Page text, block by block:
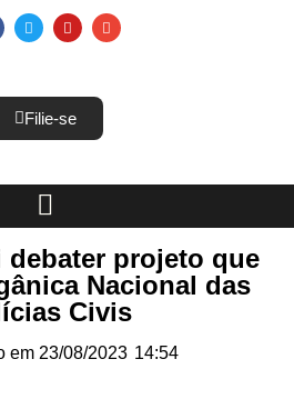
Filie-se
debater projeto que
Nacional das
Civis
em 23/08/2023 14:54